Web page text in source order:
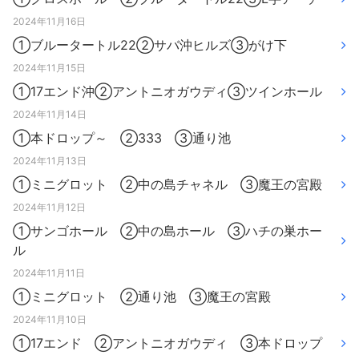
2024年11月16日
①ブルータートル22②サバ沖ヒルズ③がけ下
2024年11月15日
①17エンド沖②アントニオガウディ③ツインホール
2024年11月14日
①本ドロップ～ ②333 ③通り池
2024年11月13日
①ミニグロット ②中の島チャネル ③魔王の宮殿
2024年11月12日
①サンゴホール ②中の島ホール ③ハチの巣ホー
ル
2024年11月11日
①ミニグロット ②通り池 ③魔王の宮殿
2024年11月10日
①17エンド ②アントニオガウディ ③本ドロップ